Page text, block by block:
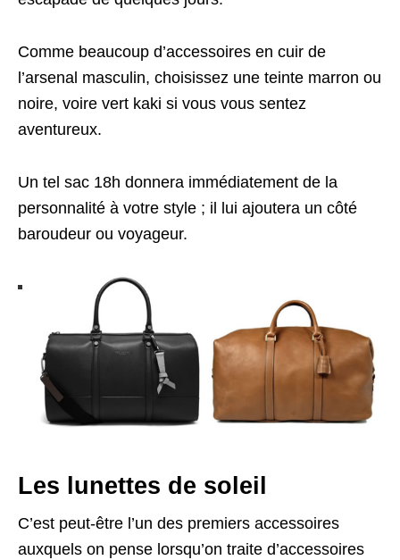
Comme beaucoup d’accessoires en cuir de
l’arsenal masculin, choisissez une teinte marron ou
noire, voire vert kaki si vous vous sentez
aventureux.
Un tel sac 18h donnera immédiatement de la
personnalité à votre style ; il lui ajoutera un côté
baroudeur ou voyageur.
Les lunettes de soleil
C’est peut-être l’un des premiers accessoires
auxquels on pense lorsqu’on traite d’accessoires